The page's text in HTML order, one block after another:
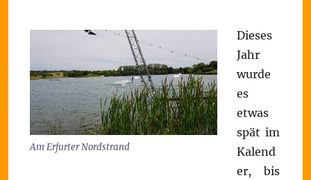
Am Erfurter Nordstrand
Dieses
Jahr
wurde
es
etwas
spät im
Kalend
er, bis